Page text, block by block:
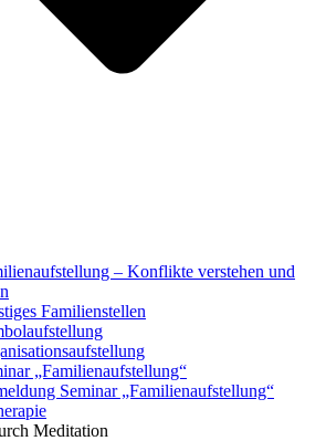
– Konflikte verstehen und
Familienstellen
„Familienaufstellung“
Seminar „Familienaufstellung“
Meditation